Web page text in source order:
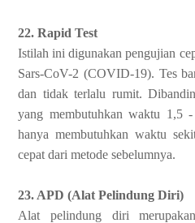
22. Rapid Test
Istilah ini digunakan pengujian
Sars-CoV-2 (COVID-19). Tes
dan tidak terlalu rumit.
yang membutuhkan waktu 1,5
hanya membutuhkan waktu
cepat dari metode sebelumnya.
23. APD (Alat Pelindung Diri)
Alat pelindung diri